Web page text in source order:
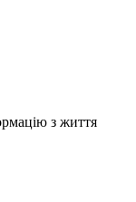
з життя